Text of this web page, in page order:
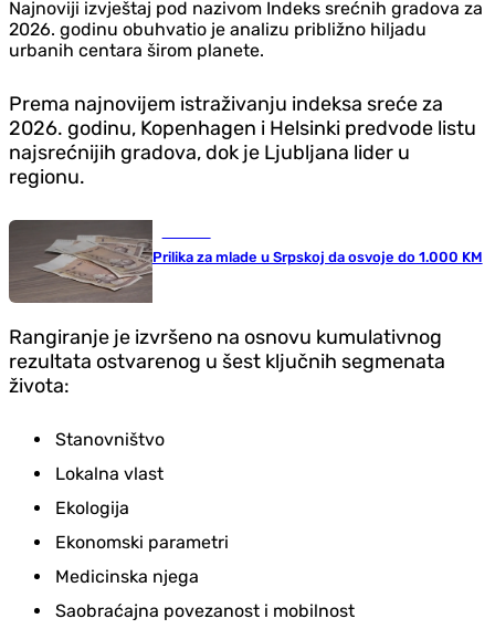
Najnoviji izvještaj pod nazivom Indeks srećnih gradova za
2026. godinu obuhvatio je analizu približno hiljadu
urbanih centara širom planete.
Prema najnovijem istraživanju indeksa sreće za
2026. godinu, Kopenhagen i Helsinki predvode listu
najsrećnijih gradova, dok je Ljubljana lider u
regionu.
Prilika za mlade u Srpskoj da osvoje do 1.000 KM
Rangiranje je izvršeno na osnovu kumulativnog
rezultata ostvarenog u šest ključnih segmenata
života:
Stanovništvo
Lokalna vlast
Ekologija
Ekonomski parametri
Medicinska njega
Saobraćajna povezanost i mobilnost